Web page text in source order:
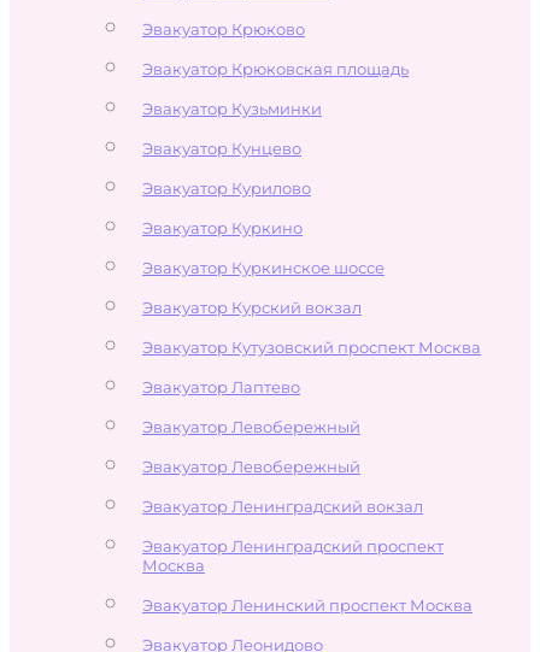
Эвакуатор Крюково
Эвакуатор Крюковская площадь
Эвакуатор Кузьминки
Эвакуатор Кунцево
Эвакуатор Курилово
Эвакуатор Куркино
Эвакуатор Куркинское шоссе
Эвакуатор Курский вокзал
Эвакуатор Кутузовский проспект Москва
Эвакуатор Лаптево
Эвакуатор Левобережный
Эвакуатор Левобережный
Эвакуатор Ленинградский вокзал
Эвакуатор Ленинградский проспект
Москва
Эвакуатор Ленинский проспект Москва
Эвакуатор Леонидово